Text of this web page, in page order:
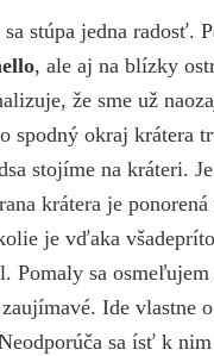
stúpa jedna radosť.
, ale aj na blízky
že sme už
spodný okraj krátera
stojíme na kráteri.
krátera je
je vďaka
Pomaly sa
Ide vlastne
sa ísť k